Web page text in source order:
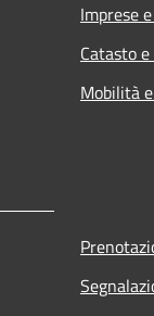
Imprese
Catasto
Mobilità